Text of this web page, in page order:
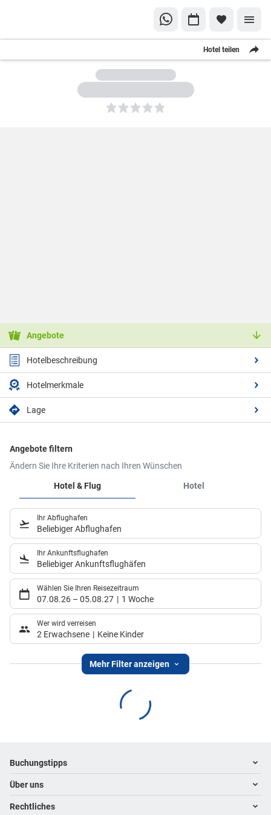
Hotel teilen
5
Angebote
Hotelbeschreibung
Hotelmerkmale
Lage
Angebote filtern
Ändern Sie Ihre Kriterien nach Ihren Wünschen
Hotel & Flug
Hotel
Ihr Abflughafen
Beliebiger Abflughafen
Ihr Ankunftsflughafen
Beliebiger Ankunftsflughäfen
Wählen Sie Ihren Reisezeitraum
07.08.26 – 05.08.27 1 Woche
Wer wird verreisen
2 Erwachsene Keine Kinder
Mehr Filter anzeigen
Footer navigation
Buchungstipps
Warum im Reisebüro buchen
Hoteltipps
Über uns
Kontakt
Rechtliches